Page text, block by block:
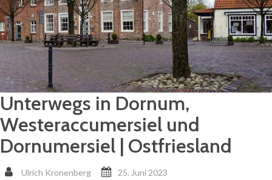
Unterwegs in Dornum,
Westeraccumersiel und
Dornumersiel | Ostfriesland
Ulrich Kronenberg 25. Juni 2023